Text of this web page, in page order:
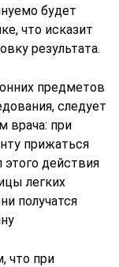
будет
что исказит
результата.
предметов
следует
врача: при
прижаться
действия
легких
получатся
что при